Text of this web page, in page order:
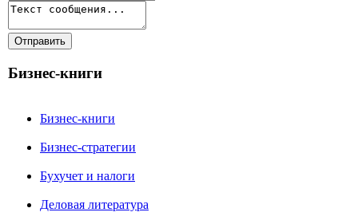
Бизнес-книги
Бизнес-книги
Бизнес-стратегии
Бухучет и налоги
Деловая литература